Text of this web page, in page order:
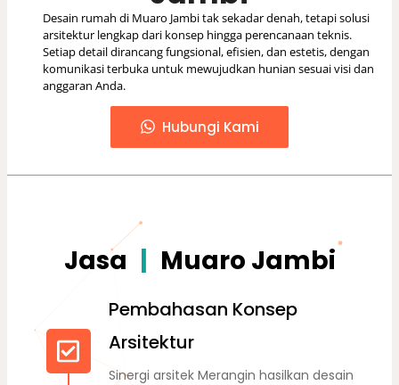
Desain rumah di Muaro Jambi tak sekadar denah, tetapi solusi
arsitektur lengkap dari konsep hingga perencanaan teknis.
Setiap detail dirancang fungsional, efisien, dan estetis, dengan
komunikasi terbuka untuk mewujudkan hunian sesuai visi dan
anggaran Anda.
Hubungi Kami
Jasa D a| Muaro Jambi
Pembahasan Konsep
Arsitektur
Sinergi arsitek Merangin hasilkan desain